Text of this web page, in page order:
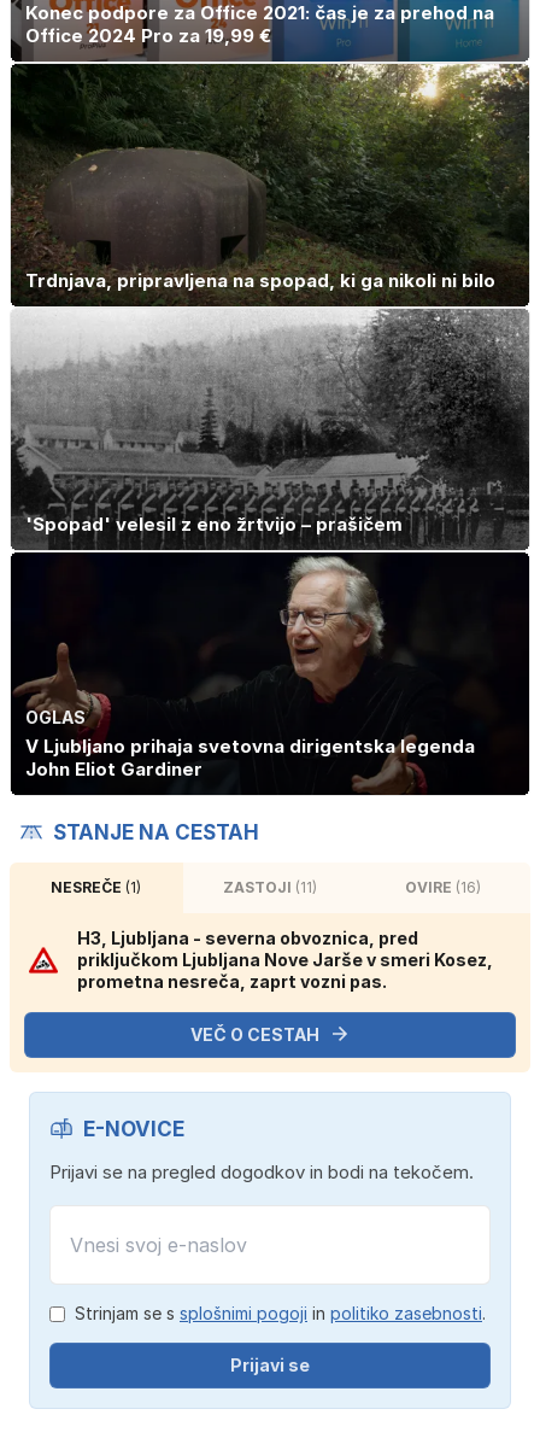
Konec podpore za Office 2021: čas je za prehod na
Office 2024 Pro za 19,99 €
Trdnjava, pripravljena na spopad, ki ga nikoli ni bilo
'Spopad' velesil z eno žrtvijo – prašičem
OGLAS
V Ljubljano prihaja svetovna dirigentska legenda
John Eliot Gardiner
STANJE NA CESTAH
NESREČE(1) ZASTOJI (11) OVIRE (16)
H3, Ljubljana - severna obvoznica, pred
priključkom Ljubljana Nove Jarše v smeri Kosez,
prometna nesreča, zaprt vozni pas.
VEČ O CESTAH
E-NOVICE
Prijavi se na pregled dogodkov in bodi na tekočem.
Strinjam se s splošnimi pogoji in politiko zasebnosti.
Prijavi se